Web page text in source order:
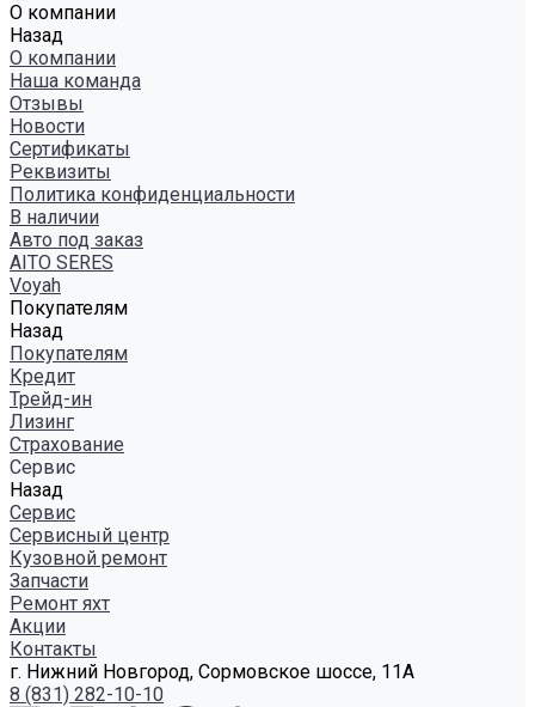
О компании
Назад
О компании
Наша команда
Отзывы
Новости
Сертификаты
Реквизиты
Политика конфиденциальности
В наличии
Авто под заказ
AITO SERES
Voyah
Покупателям
Назад
Покупателям
Кредит
Трейд-ин
Лизинг
Страхование
Сервис
Назад
Сервис
Сервисный центр
Кузовной ремонт
Запчасти
Ремонт яхт
Акции
Контакты
г. Нижний Новгород, Сормовское шоссе, 11А
8 (831) 282-10-10